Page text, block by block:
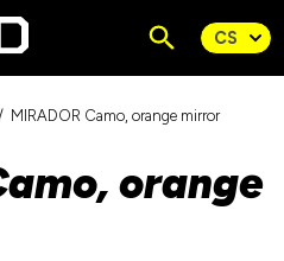
MIRADOR Camo, orange mirror
orange